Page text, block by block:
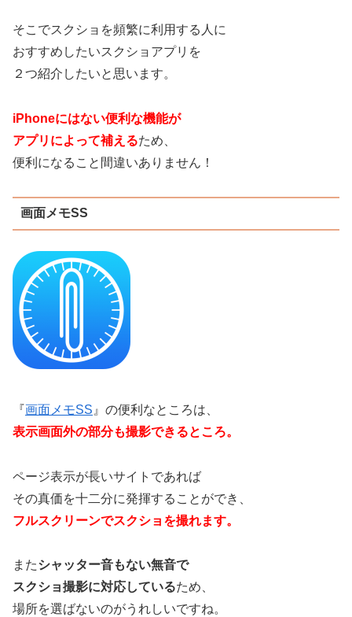
そこでスクショを頻繁に利用する人に
おすすめしたいスクショアプリを
２つ紹介したいと思います。
iPhoneにはない便利な機能が
アプリによって補えるため、
便利になること間違いありません！
画面メモSS
『画面メモSS 』の便利なところは、
表示画面外の部分も撮影できるところ。
ページ表示が長いサイトであれば
その真価を十二分に発揮することができ、
フルスクリーンでスクショを撮れます。
またシャッター音もない無音で
スクショ撮影に対応しているため、
場所を選ばないのがうれしいですね。